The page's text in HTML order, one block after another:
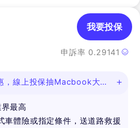
申訴率 0.29141
我要投保
，線上投保抽Macbook大
最高
車體險或指定條件，送道路救援